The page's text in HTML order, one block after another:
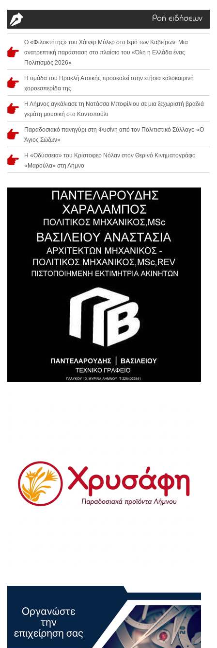
Ροή ειδήσεων
Ο «Φιλοκτήτης» του Χάινερ Μύλερ στο Ιερό των Καβείρων: Μια
ανατρεπτική παράσταση στο πλαίσιο του «Όλη η Ελλάδα ένας
Πολιτισμός 2026»
Η ομάδα του Ηρακλή Ατσικής προσκαλεί στην ετήσια καλοκαιρινή
χοροεσπερίδα της
Η Λήμνος αγκάλιασε τη Νατάσσα Μποφίλιου σε μια ξεχωριστή βραδιά
γεμάτη μουσική στο Κοντοπούλι
Παραδοσιακό πανηγύρι στη Φυσίνη από τον Πολιτιστικό Σύλλογο «Ο
Άγιος Σώζων»
Η «Οδύσσεια» του Κρίστοφερ Νόλαν στον Θερινό Κινηματογράφο
«Μαρούλα» στη Λήμνο